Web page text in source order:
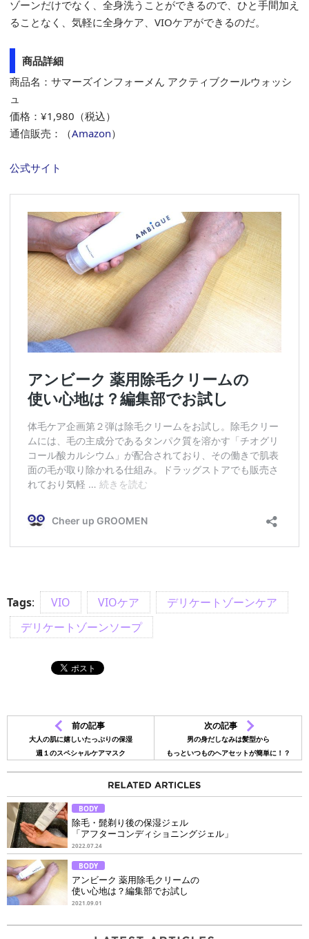
ゾーンだけでなく、全身洗うことができるので、ひと手間加え
ることなく、気軽に全身ケア、VIOケアができるのだ。
商品詳細
商品名：サマーズインフォーメん アクティブクールウォッシ
ュ
価格：¥1,980（税込）
通信販売：（Amazon）
公式サイト
Tags: VIO VIOケア
デリケートゾーンケア
デリケートゾーンソープ
前の記事
大人の肌に嬉しいたっぷりの保湿
週１のスペシャルケアマスク
次の記事
男の身だしなみは髪型から
もっといつものヘアセットが簡単に！？
BODY
除毛・髭剃り後の保湿ジェル
「アフターコンディショニングジェル」
2022.07.24
BODY
アンビーク 薬用除毛クリームの
使い心地は？編集部でお試し
2021.09.01